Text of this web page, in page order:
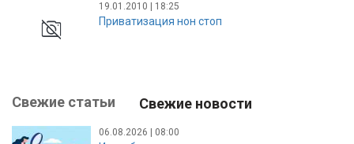
19.01.2010 | 18:25
Приватизация нон стоп
Свежие статьи Свежие новости
06.08.2026 | 08:00